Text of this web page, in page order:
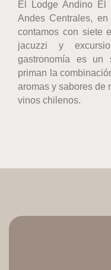
El Lodge Andino
Andes Centrales,
contamos con siete
jacuzzi y
gastronomía es un
priman la
aromas y sabores de
vinos chilenos.